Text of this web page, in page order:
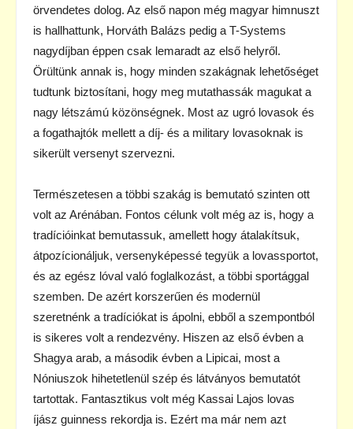
örvendetes dolog. Az első napon még magyar himnuszt
is hallhattunk, Horváth Balázs pedig a T-Systems
nagydíjban éppen csak lemaradt az első helyről.
Örültünk annak is, hogy minden szakágnak lehetőséget
tudtunk biztosítani, hogy meg mutathassák magukat a
nagy létszámú közönségnek. Most az ugró lovasok és
a fogathajtók mellett a díj- és a military lovasoknak is
sikerült versenyt szervezni.
Természetesen a többi szakág is bemutató szinten ott
volt az Arénában. Fontos célunk volt még az is, hogy a
tradícióinkat bemutassuk, amellett hogy átalakítsuk,
átpozícionáljuk, versenyképessé tegyük a lovassportot,
és az egész lóval való foglalkozást, a többi sportággal
szemben. De azért korszerűen és modernül
szeretnénk a tradíciókat is ápolni, ebből a szempontból
is sikeres volt a rendezvény. Hiszen az első évben a
Shagya arab, a második évben a Lipicai, most a
Nóniuszok hihetetlenül szép és látványos bemutatót
tartottak. Fantasztikus volt még Kassai Lajos lovas
íjász guinness rekordja is. Ezért ma már nem azt